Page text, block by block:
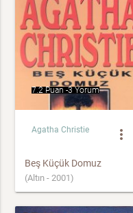
7.2 Puan -3 Yorum
Agatha Christie more_vert
Beş Küçük Domuz
(Altın - 2001)